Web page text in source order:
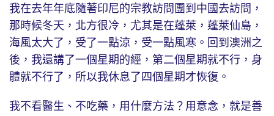
我在去年年底隨著印尼的宗教訪問團到中國去訪問，
那時候冬天，北方很冷，尤其是在蓬萊，蓬萊仙島，
海風太大了，受了一點涼，受一點風寒。回到澳洲之
後，我還講了一個星期的經，第二個星期就不行，身
體就不行了，所以我休息了四個星期才恢復。
我不看醫生、不吃藥，用什麼方法？用意念，就是善